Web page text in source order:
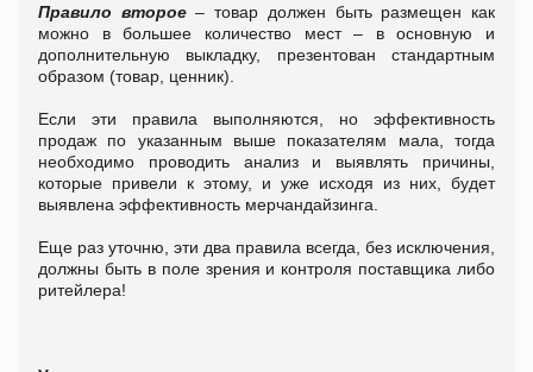
Правило второе– товар должен быть размещен как
можно в большее количество мест – в основную и
дополнительную выкладку, презентован стандартным
образом (товар, ценник).
Если эти правила выполняются, но эффективность
продаж по указанным выше показателям мала, тогда
необходимо проводить анализ и выявлять причины,
которые привели к этому, и уже исходя из них, будет
выявлена эффективность мерчандайзинга.
Еще раз уточню, эти два правила всегда, без исключения,
должны быть в поле зрения и контроля поставщика либо
ритейлера!